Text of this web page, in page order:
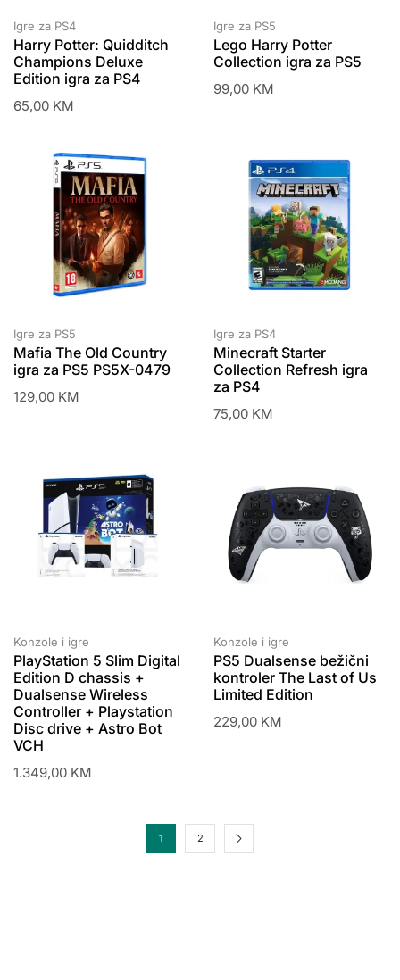
Igre za PS4
Harry Potter: Quidditch
Champions Deluxe
Edition igra za PS4
65,00 KM
Igre za PS5
Lego Harry Potter
Collection igra za PS5
99,00 KM
Igre za PS5
Mafia The Old Country
igra za PS5 PS5X-0479
129,00 KM
Igre za PS4
Minecraft Starter
Collection Refresh igra
za PS4
75,00 KM
Konzole i igre
PlayStation 5 Slim Digital
Edition D chassis +
Dualsense Wireless
Controller + Playstation
Disc drive + Astro Bot
VCH
1.349,00 KM
Konzole i igre
PS5 Dualsense bežični
kontroler The Last of Us
Limited Edition
229,00 KM
1 2